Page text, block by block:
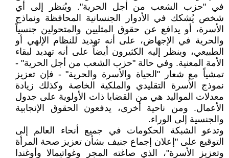
في "حزب الشعب من أجل الحرية". ويُنظر إلى أي
شخص يُشكك في الأدوار الجنسانية المحافظة ونماذج
الأسرة، أو يدافع عن حقوق المثليين والمتحولين جنسياً
والحرية في الإجهاض، على أنه تهديد للنظام الإلهي أو
الطبيعي، وينظر إليه الكثيرون أيضاً على أنه تهديد لبقاء
الأمة المعنية. وفي حالة "حزب الشعب من أجل الحرية" -
تمشياً مع شعار "الحياة والأسرة والحرية" - فإن تعزيز
نموذج الأسرة التقليدي والملكية الخاصة وكذلك زيادة
معدلات المواليد هي من القضايا ذات الأولوية على جدول
الأعمال. ومن ناحية أخرى، يدفعون الحقوق الإنجابية
والجنسية إلى الوراء.
وتدعو الشبكة الحكومات في جميع أنحاء العالم إلى
التوقيع على "إعلان إجماع جنيف بشأن تعزيز صحة المرأة
وتعزيز الأسرة"، الذي صاغته المجر وغواتيمالا وأوغندا